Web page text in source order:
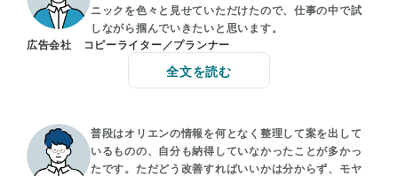
ニックを色々と見せていただけたので、仕事の中で試
しながら掴んでいきたいと思います。
広告会社 コピーライター／プランナー
全文を読む
普段はオリエンの情報を何となく整理して案を出して
いるものの、自分も納得していなかったことが多かっ
たです。ただどう改善すればいいかは分からず、モヤ